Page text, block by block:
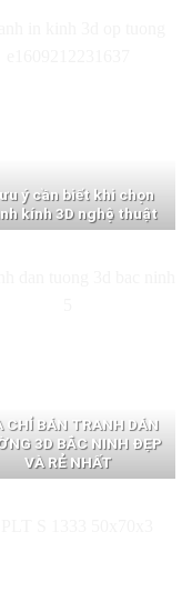
ý cần biết khi chọn
kính 3D nghệ thuật
CHỈ BÁN TRANH DÁN
3D BẮC NINH ĐẸP
VÀ RẺ NHẤT